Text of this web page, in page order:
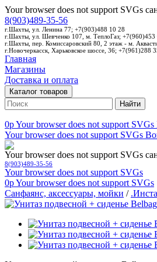
Your browser does not support SVGs
8(903)489-35-56
г.Шахты, ул. Ленина 77; +7(903)488 10 28
г.Шахты, ул. Шевченко 107, м. ТеплоГаз; +7(960)453
г.Шахты, пер. Комиссаровский 80, 2 этаж - м.
г.Новочеркасск, Харьковское шоссе, 36; +7(961)288
Главная
Магазины
Доставка и оплата
Каталог товаров
Найти
0pYour browser does not support SVGs
Your browser does not support SVGs
Your browser does not support SVGs
8(903)489-35-56
Your browser does not support SVGs
0pYour browser does not support SVGs
Санфаянс, аксессуары, мойки /